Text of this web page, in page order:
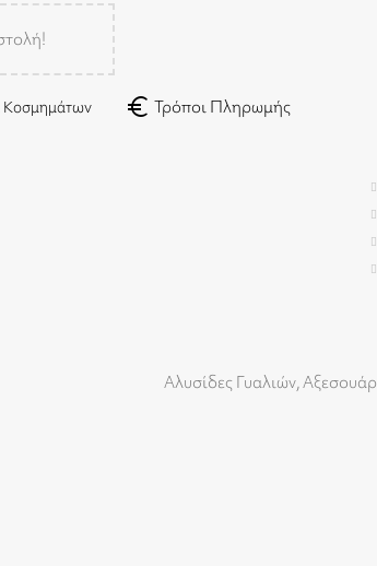
Κοσμημάτων euro Τρόποι Πληρωμής
Αλυσίδες Γυαλιών,Αξεσουάρ